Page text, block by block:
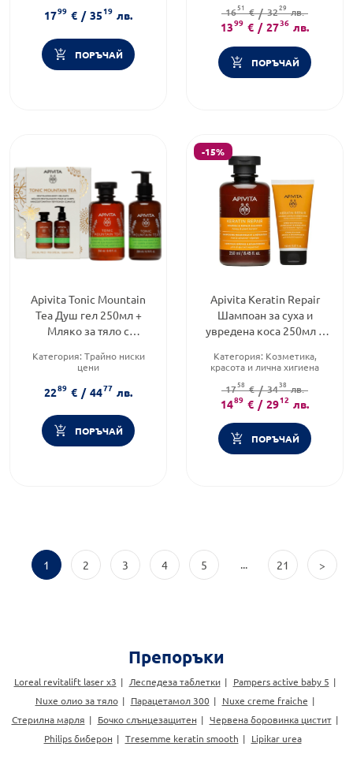
SAFE
Тип продукт:
Крем
1799 € / 3519 лв.
ПОРЪЧАЙ
Тип коса:Мазна коса
1651 € / 3229 лв.
1399 € / 2736 лв.
ПОРЪЧАЙ
Apivita Tonic Mountain
Tea Душ гел 250мл +
Мляко за тяло с
Категория: Трайно ниски
цени
козметика
Форма на продукта:
2289 € / 4477 лв.
ПОРЪЧАЙ
-15%
Apivita Keratin Repair
Шампоан за суха и
увредена коса 250мл +
150мл
Категория: Козметика,
красота и лична хигиена
козметика
Форма на продукта:
комплект
1758 € / 3438 лв.
1489 € / 2912 лв.
ПОРЪЧАЙ
1 2 3 4 5 ... 21 >
Препоръки
Loreal revitalift laser x3 Леспедеза таблетки
Pampers active baby 5
Nuxe олио за тяло
Парацетамол 300
Nuxe creme fraiche
Стерилна марля
Бочко слънцезащитен
Червена боровинка цистит
Philips биберон
Tresemme keratin smooth Lipikar urea